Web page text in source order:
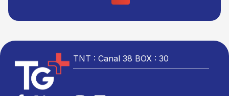
TNT : Canal 38 BOX : 30